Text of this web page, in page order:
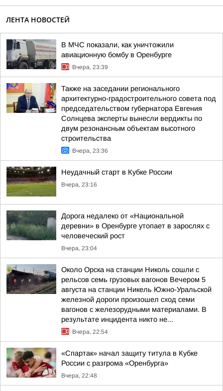
ЛЕНТА НОВОСТЕЙ
В МЧС показали, как уничтожили
авиационную бомбу в Оренбурге
Вчера, 23:39
Также на заседании регионального
архитектурно-градостроительного совета под
председательством губернатора Евгения
Солнцева эксперты вынесли вердикты по
двум резонансным объектам высотного
строительства
Вчера, 23:36
Неудачный старт в Кубке России
Вчера, 23:16
Дорога недалеко от «Национальной
деревни» в Оренбурге утопает в зарослях с
человеческий рост
Вчера, 23:04
Около Орска на станции Николь сошли с
рельсов семь грузовых вагонов Вечером 5
августа на станции Никель Южно-Уральской
железной дороги произошел сход семи
вагонов с железорудными материалами. В
результате инцидента никто не...
Вчера, 22:54
«Спартак» начал защиту титула в Кубке
России с разгрома «Оренбурга»
Вчера, 22:48